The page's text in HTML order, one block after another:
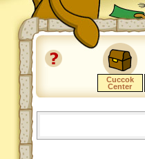
Cuccok
Center